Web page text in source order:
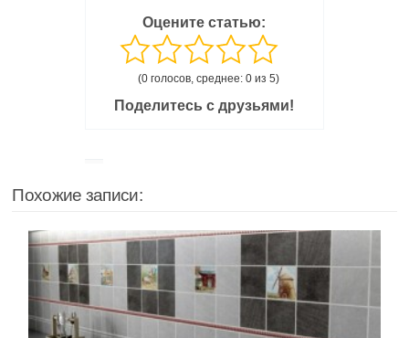
Оцените статью:
(0 голосов, среднее: 0 из 5)
Поделитесь с друзьями!
Похожие записи: